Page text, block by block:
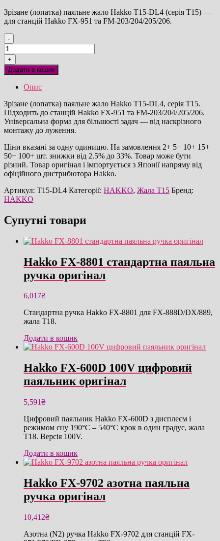
Зрізане (лопатка) паяльне жало Hakko T15-DL4 (серія T15) —
для станцій Hakko FX-951 та FM-203/204/205/206.
-
Hakko
T15-
DL4
зрізане
паяльне
оригінал
кількість
+
Додати в кошик
Опис
Зрізане (лопатка) паяльне жало Hakko T15-DL4, серія T15.
Підходить до станцій Hakko FX-951 та FM-203/204/205/206.
Універсальна форма для більшості задач — від наскрізного
монтажу до луження.
Ціни вказані за одну одиницю. На замовлення 2+ 5+ 10+ 15+
50+ 100+ шт. знижки від 2.5% до 33%. Товар може бути
різний. Товар оригінал і імпортується з Японії напряму від
офіційного дистрибютора Hakko.
Артикул: T15-DL4 Категорії: HAKKO, Жала T15 Бренд:
HAKKO
Супутні товари
Hakko FX-8801 стандартна паяльна
ручка оригінал
6,017₴
Стандартна ручка Hakko FX-8801 для FX-888D/DX/889,
жала T18.
Додати в кошик
Hakko FX-600D 100V цифровий
паяльник оригінал
5,591₴
Цифровий паяльник Hakko FX-600D з дисплеєм і
режимом сну 190°C – 540°C крок в один градус, жала
T18. Версія 100V.
Додати в кошик
Hakko FX-9702 азотна паяльна
ручка оригінал
10,412₴
Азотна (N2) ручка Hakko FX-9702 для станцій FX-